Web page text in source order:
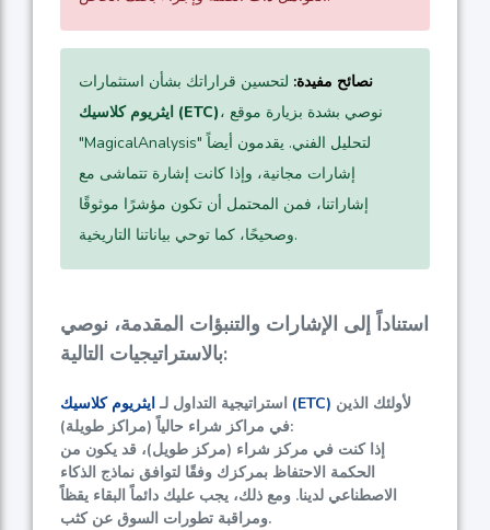
نصائح مفيدة: لتحسين قراراتك بشأن استثمارات
ايثريوم كلاسيك (ETC)، نوصي بشدة بزيارة موقع
"MagicalAnalysis" لتحليل الفني. يقدمون أيضاً
إشارات مجانية، وإذا كانت إشارة تتماشى مع
إشاراتنا، فمن المحتمل أن تكون مؤشرًا موثوقًا
وصحيحًا، كما توحي بياناتنا التاريخية.
استناداً إلى الإشارات والتنبؤات المقدمة، نوصي
بالاستراتيجيات التالية:
استراتيجية التداول لـ ايثريوم كلاسيك (ETC)
في مراكز شراء حالياً (مراكز طويلة):
إذا كنت في مركز شراء (مركز طويل)، قد يكون من
الحكمة الاحتفاظ بمركزك وفقًا لتوافق نماذج الذكاء
الاصطناعي لدينا. ومع ذلك، يجب عليك دائماً البقاء يقظاً
ومراقبة تطورات السوق عن كثب.